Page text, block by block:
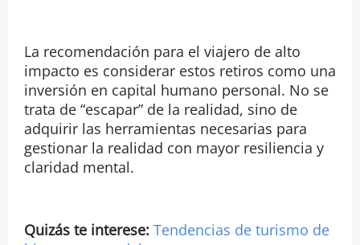
La recomendación para el viajero de alto
impacto es considerar estos retiros como una
inversión en capital humano personal. No se
trata de “escapar” de la realidad, sino de
adquirir las herramientas necesarias para
gestionar la realidad con mayor resiliencia y
claridad mental.
Quizás te interese: Tendencias de turismo de